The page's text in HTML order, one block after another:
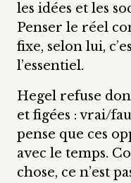
les idées et les
Penser le réel
fixe, selon lui,
l’essentiel.
Hegel refuse
et figées : vrai/
pense que ces
avec le temps.
chose, ce n’est